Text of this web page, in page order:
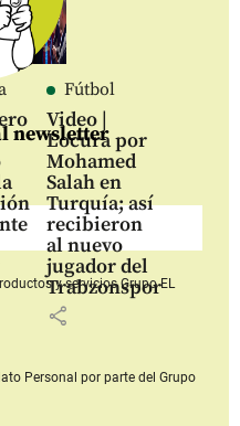
Fútbol
Video |
Locura por
Mohamed
Salah en
Turquía; así
recibieron
al nuevo
jugador del
Trabzonspor
share
newsletter
y serviciosGrupo EL
Personal por parte del Grupo